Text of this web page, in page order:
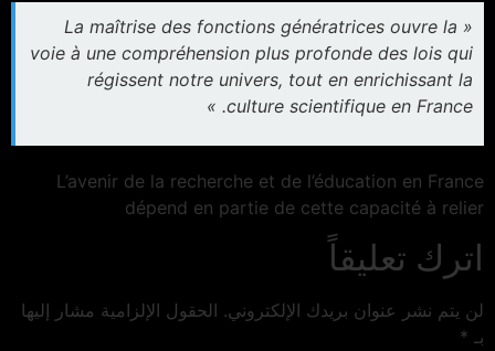
« La maîtrise des fonctions génératrices ouvre la
voie à une compréhension plus profonde des lois qui
régissent notre univers, tout en enrichissant la
culture scientifique en France. »
L’avenir de la recherche et de l’éducation en France
dépend en partie de cette capacité à relier
اترك تعليقاً
لن يتم نشر عنوان بريدك الإلكتروني. الحقول الإلزامية مشار إليها
بـ *